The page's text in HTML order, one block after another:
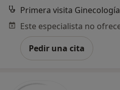
Primera visita
Pedir una cita